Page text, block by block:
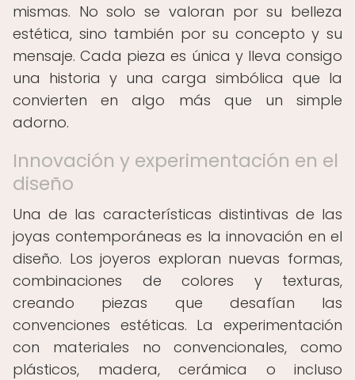
mismas. No solo se valoran por su belleza
estética, sino también por su concepto y su
mensaje. Cada pieza es única y lleva consigo
una historia y una carga simbólica que la
convierten en algo más que un simple
adorno.
Innovación y experimentación en el
diseño
Una de las características distintivas de las
joyas contemporáneas es la innovación en el
diseño. Los joyeros exploran nuevas formas,
combinaciones de colores y texturas,
creando piezas que desafían las
convenciones estéticas. La experimentación
con materiales no convencionales, como
plásticos, madera, cerámica o incluso